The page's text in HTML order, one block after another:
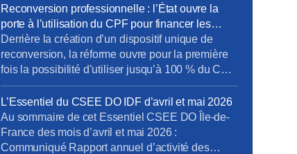
Emploi et parcours du combattant Marseille,
Mistral gagnant ? Prochain CSEE pour vos
élus, du 7 au 9 juillet.
Reconversion professionnelle : l’État ouvre la
porte à l’utilisation du CPF pour financer les
besoins des entreprises
Derrière la création d’un dispositif unique de
reconversion, la réforme ouvre pour la première
fois la possibilité d’utiliser jusqu’à 100 % du CPF
du salarié pour financer une mobilité
professionnelle répondant aux besoins des
entreprises Ce qu’il faut retenir de notre article
détaillé ci-après : Pour la première fois, les
entreprises pourront solliciter les salariés […]
L’Essentiel du CSEE DO IDF d’avril et mai 2026
Au sommaire de cet Essentiel CSEE DO Île-de-
France des mois d’avril et mai 2026 :
Communiqué Rapport annuel d’activité des